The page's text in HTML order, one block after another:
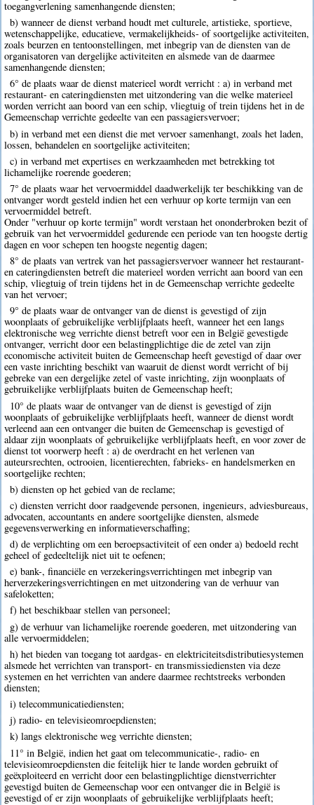
toegangverlening samenhangende diensten;
b) wanneer de dienst verband houdt met culturele, artistieke, sportieve,
wetenschappelijke, educatieve, vermakelijkheids- of soortgelijke activiteiten,
zoals beurzen en tentoonstellingen, met inbegrip van de diensten van de
organisatoren van dergelijke activiteiten en alsmede van de daarmee
samenhangende diensten;
6° de plaats waar de dienst materieel wordt verricht : a) in verband met
restaurant- en cateringdiensten met uitzondering van die welke materieel
worden verricht aan boord van een schip, vliegtuig of trein tijdens het in de
Gemeenschap verrichte gedeelte van een passagiersvervoer;
b) in verband met een dienst die met vervoer samenhangt, zoals het laden,
lossen, behandelen en soortgelijke activiteiten;
c) in verband met expertises en werkzaamheden met betrekking tot
lichamelijke roerende goederen;
7° de plaats waar het vervoermiddel daadwerkelijk ter beschikking van de
ontvanger wordt gesteld indien het een verhuur op korte termijn van een
vervoermiddel betreft.
Onder "verhuur op korte termijn" wordt verstaan het ononderbroken bezit of
gebruik van het vervoermiddel gedurende een periode van ten hoogste dertig
dagen en voor schepen ten hoogste negentig dagen;
8° de plaats van vertrek van het passagiersvervoer wanneer het restaurant-
en cateringdiensten betreft die materieel worden verricht aan boord van een
schip, vliegtuig of trein tijdens het in de Gemeenschap verrichte gedeelte
van het vervoer;
9° de plaats waar de ontvanger van de dienst is gevestigd of zijn
woonplaats of gebruikelijke verblijfplaats heeft, wanneer het een langs
elektronische weg verrichte dienst betreft voor een in België gevestigde
ontvanger, verricht door een belastingplichtige die de zetel van zijn
economische activiteit buiten de Gemeenschap heeft gevestigd of daar over
een vaste inrichting beschikt van waaruit de dienst wordt verricht of bij
gebreke van een dergelijke zetel of vaste inrichting, zijn woonplaats of
gebruikelijke verblijfplaats buiten de Gemeenschap heeft;
10° de plaats waar de ontvanger van de dienst is gevestigd of zijn
woonplaats of gebruikelijke verblijfplaats heeft, wanneer de dienst wordt
verleend aan een ontvanger die buiten de Gemeenschap is gevestigd of
aldaar zijn woonplaats of gebruikelijke verblijfplaats heeft, en voor zover de
dienst tot voorwerp heeft : a) de overdracht en het verlenen van
auteursrechten, octrooien, licentierechten, fabrieks- en handelsmerken en
soortgelijke rechten;
b) diensten op het gebied van de reclame;
c) diensten verricht door raadgevende personen, ingenieurs, adviesbureaus,
advocaten, accountants en andere soortgelijke diensten, alsmede
gegevensverwerking en informatieverschaffing;
d) de verplichting om een beroepsactiviteit of een onder a) bedoeld recht
geheel of gedeeltelijk niet uit te oefenen;
e) bank-, financiële en verzekeringsverrichtingen met inbegrip van
herverzekeringsverrichtingen en met uitzondering van de verhuur van
safeloketten;
f) het beschikbaar stellen van personeel;
g) de verhuur van lichamelijke roerende goederen, met uitzondering van
alle vervoermiddelen;
h) het bieden van toegang tot aardgas- en elektriciteitsdistributiesystemen
alsmede het verrichten van transport- en transmissiediensten via deze
systemen en het verrichten van andere daarmee rechtstreeks verbonden
diensten;
i) telecommunicatiediensten;
j) radio- en televisieomroepdiensten;
k) langs elektronische weg verrichte diensten;
11° in België, indien het gaat om telecommunicatie-, radio- en
televisieomroepdiensten die feitelijk hier te lande worden gebruikt of
geëxploiteerd en verricht door een belastingplichtige dienstverrichter
gevestigd buiten de Gemeenschap voor een ontvanger die in België is
gevestigd of er zijn woonplaats of gebruikelijke verblijfplaats heeft;